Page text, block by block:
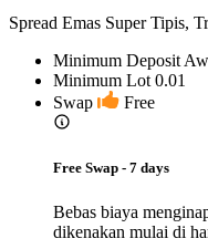
Spread Emas Super Tipis,
Minimum Deposit
Minimum Lot 0.01
Swap
Free
Free Swap - 7 days
Bebas biaya
dikenakan mulai di